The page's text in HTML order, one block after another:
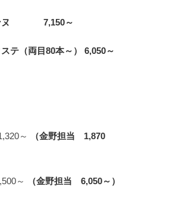
ンヌ 7,150～
ステ（両目80本～） 6,050～
～
（金野担当 1,870
～ （金野担当 6,050～）